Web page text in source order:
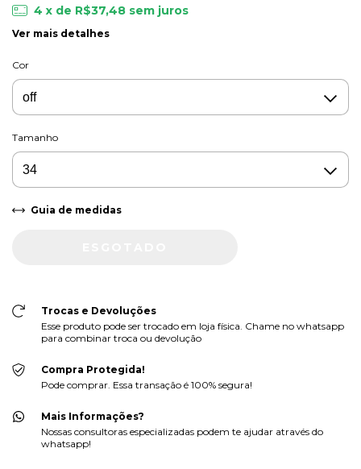
4 x de R$37,48 sem juros
Ver mais detalhes
Cor
Tamanho
Guia de medidas
Trocas e Devoluções
Esse produto pode ser trocado em loja física. Chame no whatsapp
para combinar troca ou devolução
Compra Protegida!
Pode comprar. Essa transação é 100% segura!
Mais Informações?
Nossas consultoras especializadas podem te ajudar através do
whatsapp!